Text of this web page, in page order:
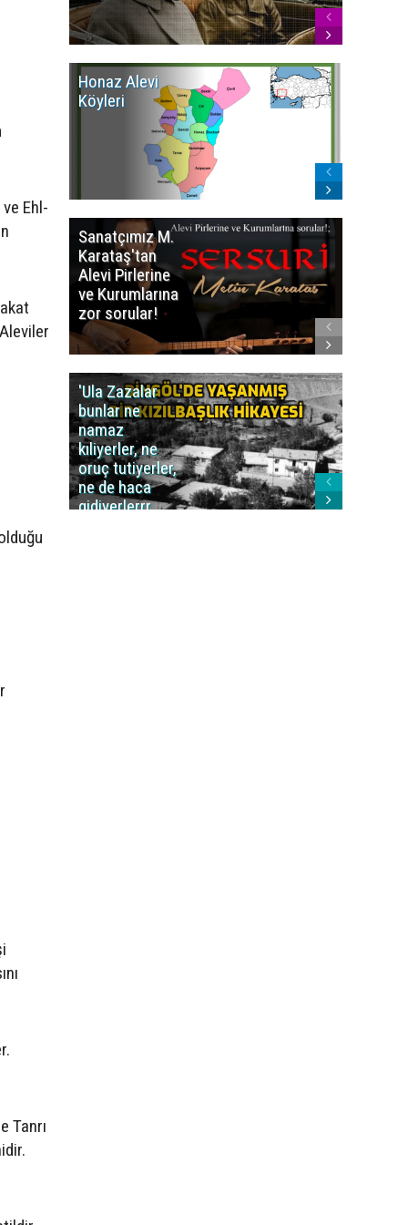
Ehl-
Tanrı
Honaz Alevi
Köyleri
Sanatçımız M.
Karataş'tan
Alevi Pirlerine
ve Kurumlarına
zor sorular!
'Ula Zazalar
bunlar ne
namaz
kıliyerler, ne
oruç tutiyerler,
ne de haca
gidiyerlerrr